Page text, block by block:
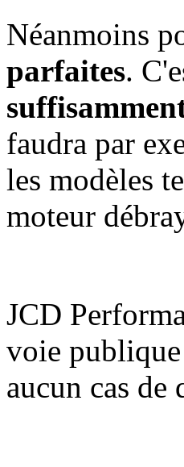
Néanmoins
parfaites.
faudra par
les modèles
moteur
JCD
voie publique
aucun cas de